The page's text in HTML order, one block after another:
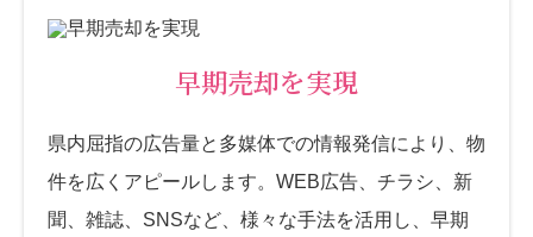
早期売却を実現
県内屈指の広告量と多媒体での情報発信により、物
件を広くアピールします。WEB広告、チラシ、新
聞、雑誌、SNSなど、様々な手法を活用し、早期